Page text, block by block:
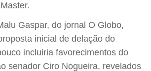
Gaspar, do jornal O Globo,
inicial de delação do
incluiria favorecimentos do
senador Ciro Nogueira, revelados